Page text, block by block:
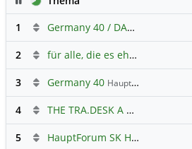
1
Germany 40 / DAX Prognose
2 für alle, die es ehrlich meinen beim Traden.
3 Germany 40 Hauptdiskussion
4 THE TRA.DESK A DL-,000001
5 HauptForum SK HYNIC